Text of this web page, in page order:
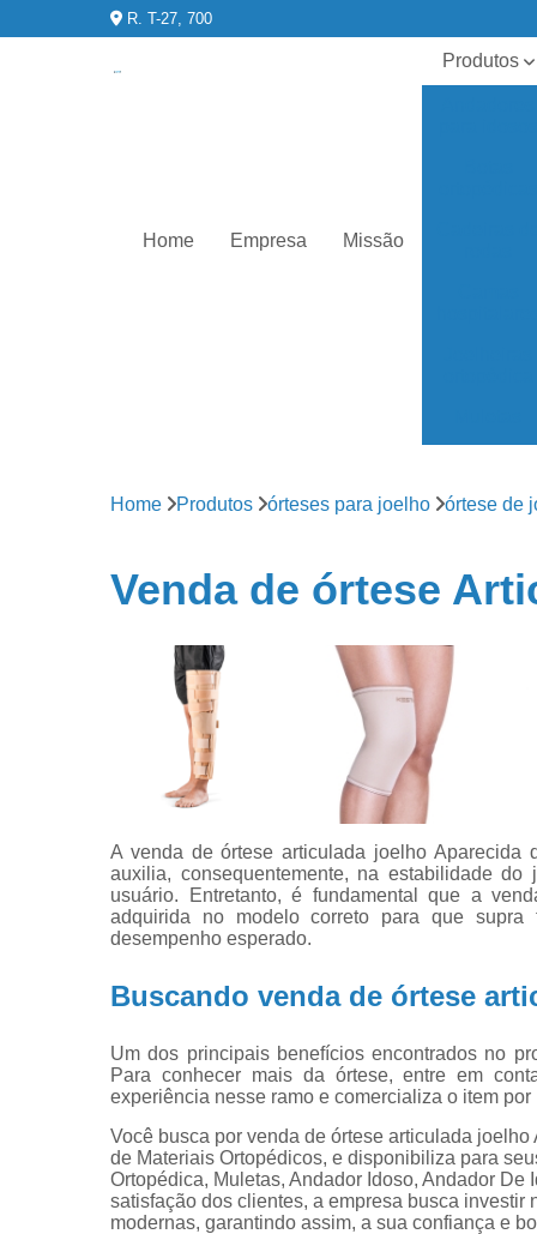
R. T-27, 700
Home Empresa Missão
Produtos
Home
Produtos órteses para joelho órtese de
Venda de órtese
A venda de órtese articulada joelho Aparecida
auxilia, consequentemente, na estabilidade
usuário. Entretanto, é fundamental que a
adquirida no modelo correto para que
desempenho esperado.
Buscando venda de órtese
Um dos principais benefícios encontrados no
Para conhecer mais da órtese, entre em
experiência nesse ramo e comercializa o item
Você busca por venda de órtese articulada
de Materiais Ortopédicos, e disponibiliza para
Ortopédica, Muletas, Andador Idoso, Andador
satisfação dos clientes, a empresa busca
modernas, garantindo assim, a sua confiança e